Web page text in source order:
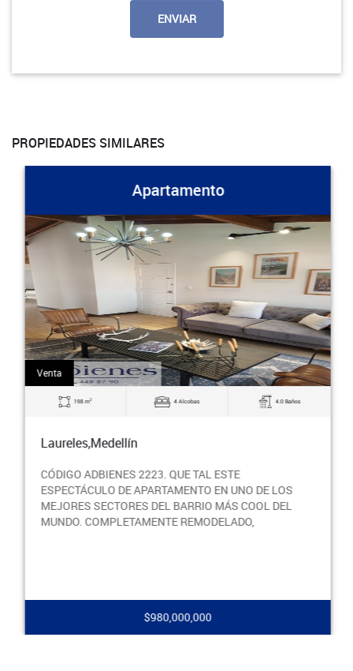
PROPIEDADES SIMILARES
Apartamento
Venta
198 m2 4 Alcobas 4.0 Baños
Laureles,Medellín
CÓDIGO ADBIENES 2223. QUE TAL ESTE
ESPECTÁCULO DE APARTAMENTO EN UNO DE LOS
MEJORES SECTORES DEL BARRIO MÁS COOL DEL
MUNDO. COMPLETAMENTE REMODELADO,
$980,000,000